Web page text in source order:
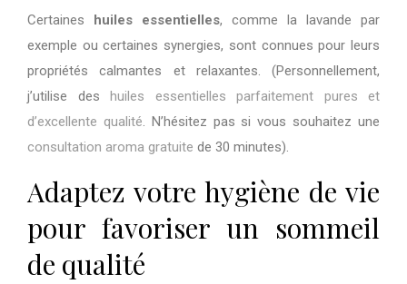
Certaines huiles essentielles, comme la lavande par
exemple ou certaines synergies, sont connues pour leurs
propriétés calmantes et relaxantes. (Personnellement,
j’utilise des
huiles essentielles parfaitement pures et
d’excellente qualité. N’hésitez pas si vous souhaitez une
consultation aroma gratuite de 30 minutes).
Adaptez votre hygiène de vie
pour favoriser un sommeil
de qualité